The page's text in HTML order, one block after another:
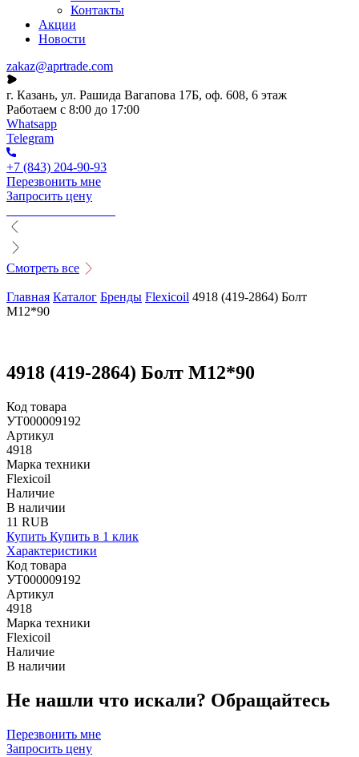
Контакты
Акции
Новости
zakaz@aprtrade.com
г. Казань, ул. Рашида Вагапова 17Б, оф. 608, 6 этаж
Работаем с 8:00 до 17:00
Whatsapp
Telegram
+7 (843) 204-90-93
Перезвонить мне
Запросить цену
Смотреть все
Главная Каталог Бренды Flexicoil 4918 (419-2864) Болт
М12*90
4918 (419-2864) Болт М12*90
Код товара
УТ000009192
Артикул
4918
Марка техники
Flexicoil
Наличие
В наличии
11 RUB
Купить Купить в 1 клик
Характеристики
Код товара
УТ000009192
Артикул
4918
Марка техники
Flexicoil
Наличие
В наличии
Не нашли что искали? Обращайтесь
Перезвонить мне
Запросить цену